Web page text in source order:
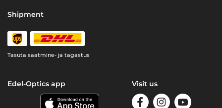
Shipment
Tasuta saatmine- ja tagastus
Edel-Optics app Visit us